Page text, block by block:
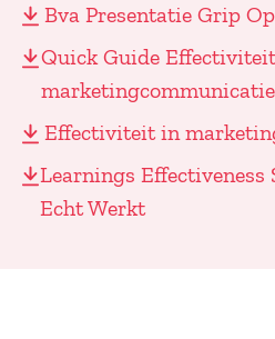
Bva Presentatie Grip
Quick Guide
marketingcommunicatie
Effectiviteit in
Learnings
Echt Werkt